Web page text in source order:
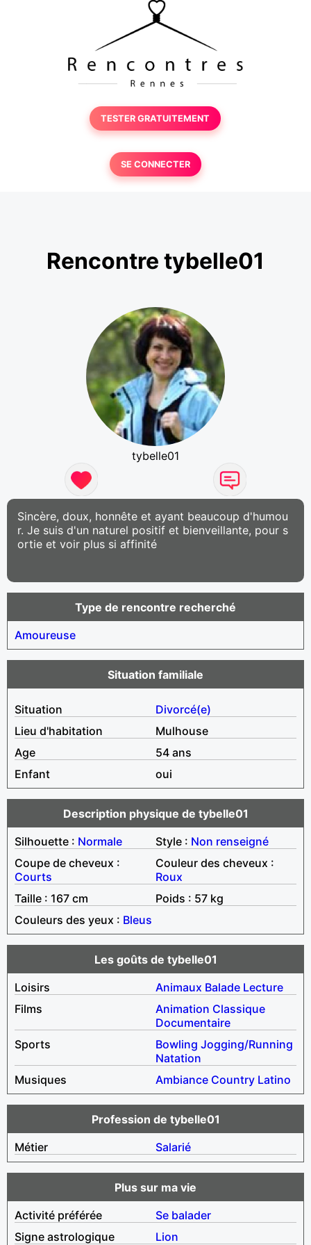
TESTER GRATUITEMENT
SE CONNECTER
Rencontre tybelle01
tybelle01
Sincère, doux, honnête et ayant beaucoup d'humou
r. Je suis d'un naturel positif et bienveillante, pour s
ortie et voir plus si affinité
Type de rencontre recherché
Amoureuse
Situation familiale
Situation
Divorcé(e)
Lieu d'habitation
Mulhouse
Age
54 ans
Enfant
oui
Description physique de tybelle01
Silhouette : Normale Style : Non renseigné
Coupe de cheveux :
Courts
Couleur des cheveux :
Roux
Taille : 167 cm
Poids : 57 kg
Couleurs des yeux : Bleus
Les goûts de tybelle01
Loisirs
Animaux Balade Lecture
Films
Animation Classique
Documentaire
Sports
Bowling Jogging/Running
Natation
Musiques
Ambiance Country Latino
Profession de tybelle01
Métier
Salarié
Plus sur ma vie
Activité préférée
Se balader
Signe astrologique
Lion